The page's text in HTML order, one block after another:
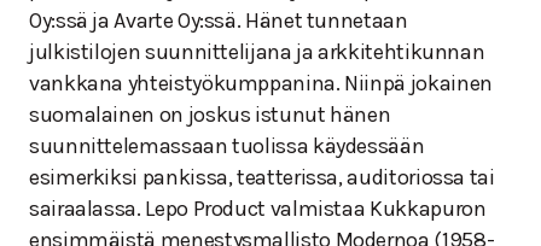
Oy:ssä ja Avarte Oy:ssä. Hänet tunnetaan
julkistilojen suunnittelijana ja arkkitehtikunnan
vankkana yhteistyökumppanina. Niinpä jokainen
suomalainen on joskus istunut hänen
suunnittelemassaan tuolissa käydessään
esimerkiksi pankissa, teatterissa, auditoriossa tai
sairaalassa. Lepo Product valmistaa Kukkapuron
ensimmäistä menestysmallisto Modernoa (1958-